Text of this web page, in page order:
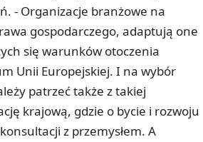
- Organizacje branżowe na
gospodarczego, adaptują one
się warunków otoczenia
Unii Europejskiej. I na wybór
patrzeć także z takiej
krajową, gdzie o bycie i rozwoju
z przemysłem. A